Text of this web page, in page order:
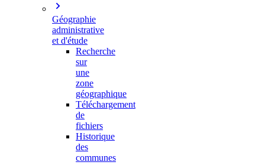
Géographie
administrative
et d'étude
Recherche
sur
une
zone
géographique
Téléchargement
de
fichiers
Historique
des
communes